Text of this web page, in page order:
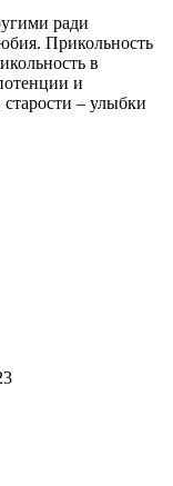
ради
Прикольность
в
и
– улыбки